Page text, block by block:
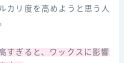
カリ度を高めようと思う人
すぎると、ワックスに影響